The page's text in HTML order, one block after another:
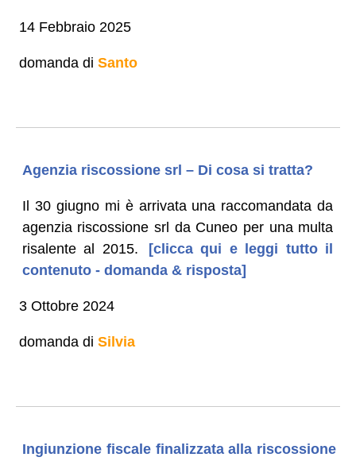
14 Febbraio 2025
domanda di Santo
Agenzia riscossione srl – Di cosa si tratta?
Il 30 giugno mi è arrivata una raccomandata da
agenzia riscossione srl da Cuneo per una multa
risalente al 2015.
[clicca qui e leggi tutto il
contenuto - domanda & risposta]
3 Ottobre 2024
domanda di Silvia
Ingiunzione fiscale finalizzata alla riscossione